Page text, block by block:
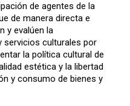
de agentes de la
de manera directa e
y evalúen la
servicios culturales por
la política cultural de
estética y la libertad
y consumo de bienes y